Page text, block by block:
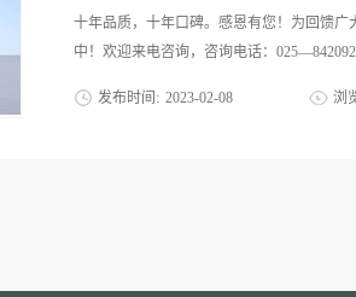
十年品质，十年口碑。感恩有您！为回馈
中！欢迎来电咨询，咨询电话：
发布时间: 2023-02-08 浏